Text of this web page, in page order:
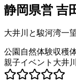
静岡県営 吉
大井川と駿河湾一
公園 自然体験収穫
親子イベント 大井川